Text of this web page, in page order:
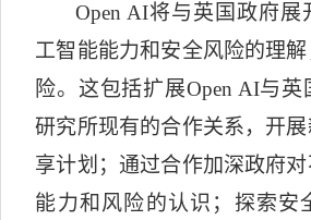
Open AI将与英国政府展
工智能能力和安全风险的理
险。这包括扩展Open AI与英
研究所现有的合作关系，开
享计划；通过合作加深政府
能力和风险的认识；探索安